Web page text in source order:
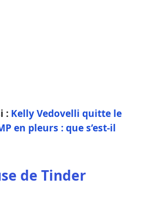
: Kelly Vedovelli quitte le
en pleurs : que s’est-il
de Tinder